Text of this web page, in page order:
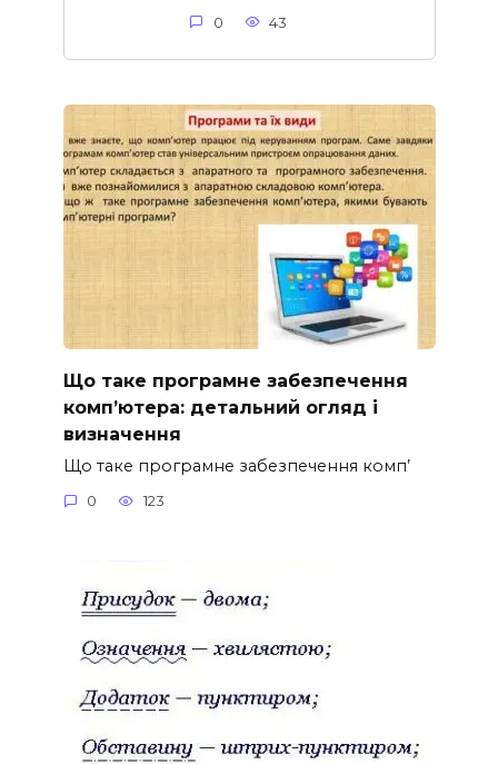
0 43
Що таке програмне забезпечення
комп’ютера: детальний огляд і
визначення
Що таке програмне забезпечення комп’
0 123